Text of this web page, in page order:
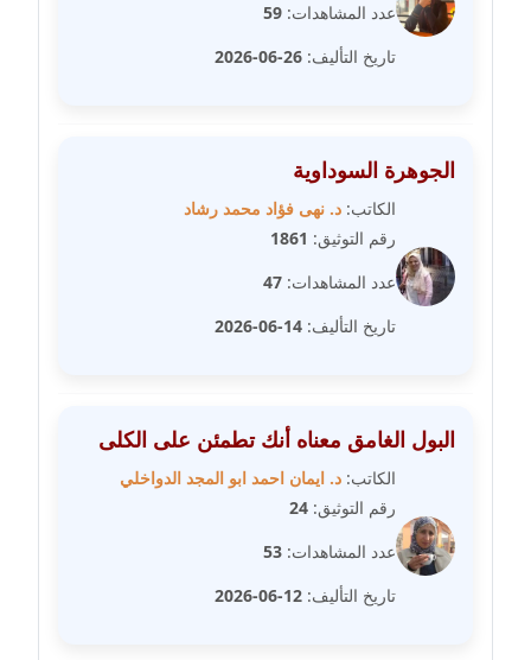
مدونة عبد الكريم موسى
عاملة
مدونة عبير بسيوني
مدونة عبير سعد
عاملة
مدونة عبير عزاوي
مدونة عبير محمد
عاملة
عدد المشاهدات: 59
تاريخ التأليف: 26-06-2026
الجوهرة السوداوية
الكاتب: د. نهى فؤاد محمد رشاد
رقم التوثيق: 1861
عدد المشاهدات: 47
تاريخ التأليف: 14-06-2026
البول الغامق معناه أنك تطمئن على الكلى
الكاتب: د. ايمان احمد ابو المجد الدواخلي
رقم التوثيق: 24
عدد المشاهدات: 53
تاريخ التأليف: 12-06-2026